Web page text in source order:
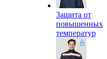
Защита от
повышенных
температур